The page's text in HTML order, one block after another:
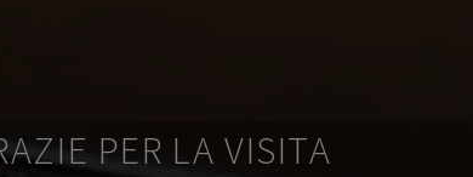
PER LA VISITA